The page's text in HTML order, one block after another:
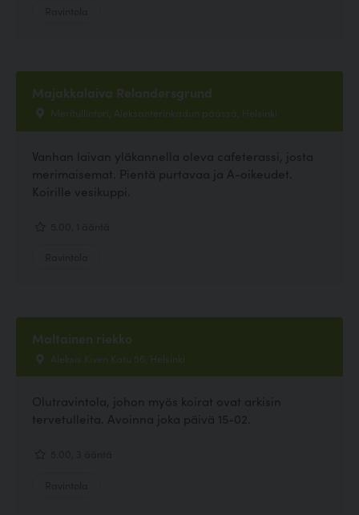
Majakkalaiva Relandersgrund
Meritullintori, Aleksanterinkadun päässä, Helsinki
Vanhan laivan yläkannella oleva cafeterassi, josta
merimaisemat. Pientä purtavaa ja A-oikeudet.
Koirille vesikuppi.
Maltainen riekko
Aleksis Kiven Katu 56, Helsinki
Olutravintola, johon myös koirat ovat arkisin
tervetulleita. Avoinna joka päivä 15-02.